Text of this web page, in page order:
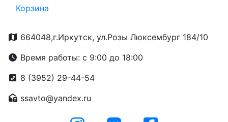
Корзина
664048,г.Иркутск, ул.Розы Люксембург 184/10
Время работы: с 9:00 до 18:00
8 (3952) 29-44-54
ssavto@yandex.ru